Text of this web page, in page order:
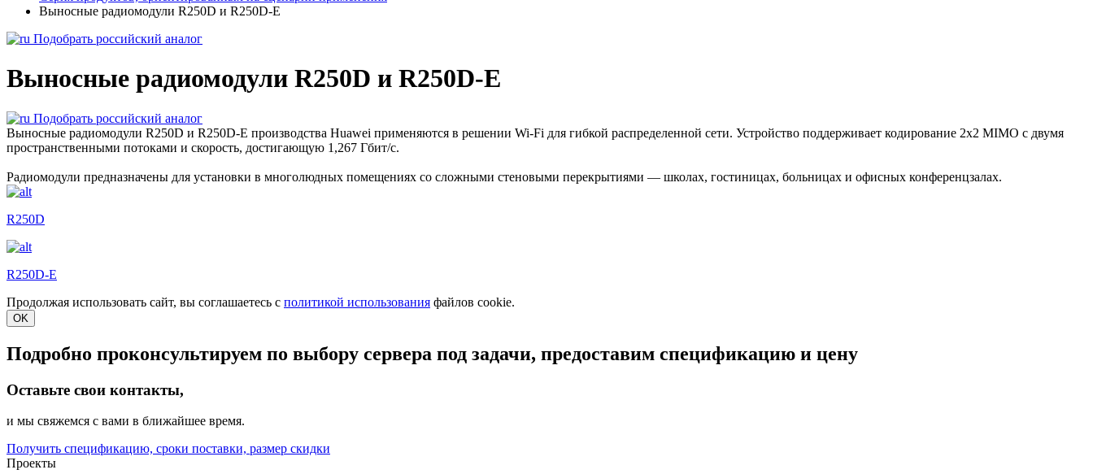
Выносные радиомодули R250D и R250D-E
Подобрать российский аналог
Выносные радиомодули R250D и R250D-E
Подобрать российский аналог
Выносные радиомодули R250D и R250D-E производства Huawei применяются в решении Wi-Fi для гибкой распределенной сети. Устройство поддерживает кодирование 2x2 MIMO с двумя
пространственными потоками и скорость, достигающую 1,267 Гбит/с.
Радиомодули предназначены для установки в многолюдных помещениях со сложными стеновыми перекрытиями — школах, гостиницах, больницах и офисных конференцзалах.
R250D
R250D-E
Продолжая использовать сайт, вы соглашаетесь с политикой использования файлов cookie.
OK
Подробно проконсультируем по выбору сервера под задачи, предоставим спецификацию и цену
Оставьте свои контакты,
и мы свяжемся с вами в ближайшее время.
Получить спецификацию, сроки поставки, размер скидки
Проекты